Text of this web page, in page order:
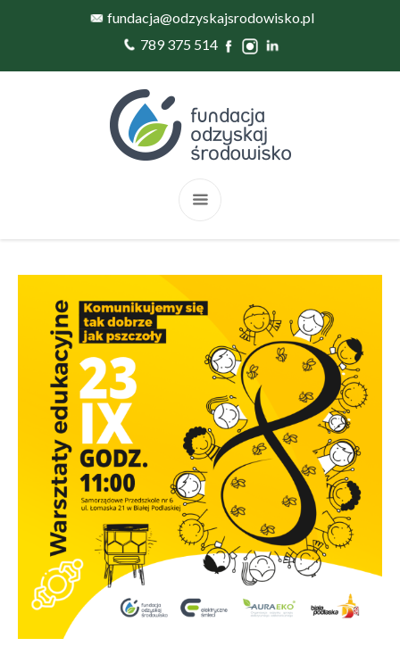
fundacja@odzyskajsrodowisko.pl
789 375 514